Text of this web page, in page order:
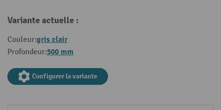
Variante actuelle :
Couleur:gris clair
Profondeur:500 mm
Configurer la variante